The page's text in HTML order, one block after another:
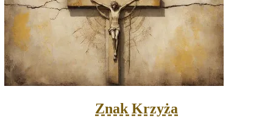
Znak Krzyża